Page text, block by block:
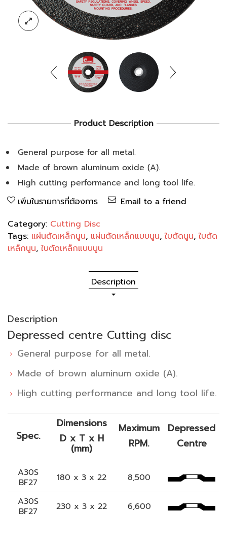
Product Description
General purpose for all metal.
Made of brown aluminum oxide (A).
High cutting performance and long tool life.
เพิ่มในรายการที่ต้องการ
Email to a friend
Category: Cutting Disc
Tags: แผ่นตัดเหล็กนูน, แผ่นตัดเหล็กแบบนูน,ใบตัดนูน,ใบตัด
เหล็กนูน,ใบตัดเหล็กแบบนูน
Description
Description
Depressed centre Cutting disc
General purpose for all metal.
Made of brown aluminum oxide (A).
High cutting performance and long tool life.
Spec.
Dimensions
D x T x H
(mm)
Maximum
RPM.
Depressed
Centre
A30S
BF27
180 x 3 x 22
8,500
A30S
BF27
230 x 3 x 22 6,600